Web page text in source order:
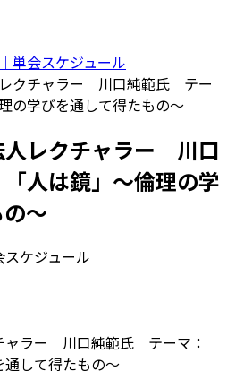
単会スケジュール
クチャラー 川口純範氏 テー
の学びを通して得たもの～
レクチャラー 川口
人は鏡」～倫理の学
～
ケジュール
ラー 川口純範氏 テーマ：
通して得たもの～